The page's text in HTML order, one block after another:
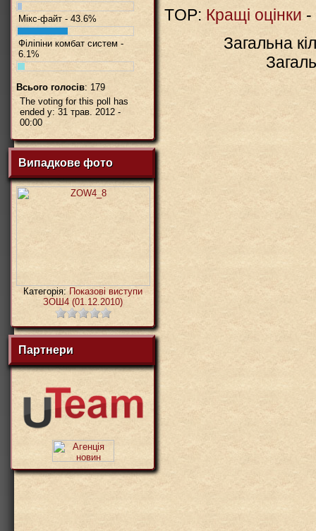
Мікс-файт - 43.6%
Філіпіни комбат систем -
6.1%
Всього голосів: 179
The voting for this poll has
ended у: 31 трав. 2012 -
00:00
Випадкове фото
Категорія: Показові виступи
ЗОШ4 (01.12.2010)
Партнери
TOP: Кращі оцінки -
Загальна